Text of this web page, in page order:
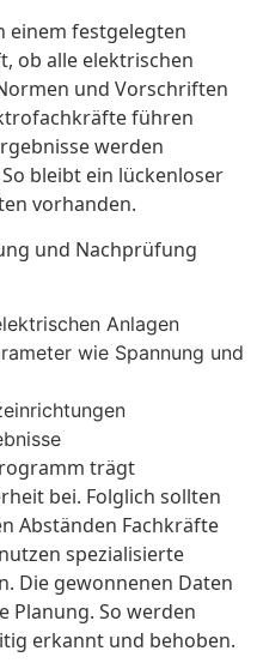
einem festgelegten
ob alle elektrischen
und Vorschriften
führen
werden
bleibt ein lückenloser
vorhanden.
und Nachprüfung
Anlagen
wie Spannung und
trägt
bei. Folglich sollten
Abständen Fachkräfte
spezialisierte
Die gewonnenen Daten
Planung. So werden
erkannt und behoben.